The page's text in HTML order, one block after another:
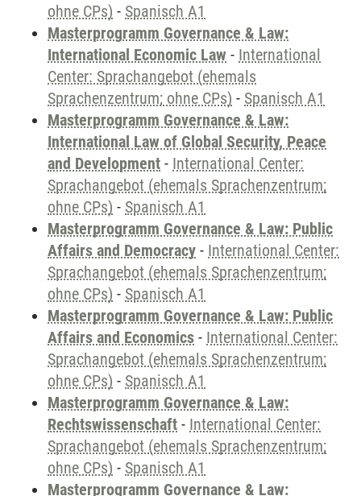
ohne CPs) - Spanisch A1
Masterprogramm Governance & Law:
International Economic Law - International
Center: Sprachangebot (ehemals
Sprachenzentrum; ohne CPs) - Spanisch A1
Masterprogramm Governance & Law:
International Law of Global Security, Peace
and Development - International Center:
Sprachangebot (ehemals Sprachenzentrum;
ohne CPs) - Spanisch A1
Masterprogramm Governance & Law: Public
Affairs and Democracy - International Center:
Sprachangebot (ehemals Sprachenzentrum;
ohne CPs) - Spanisch A1
Masterprogramm Governance & Law: Public
Affairs and Economics - International Center:
Sprachangebot (ehemals Sprachenzentrum;
ohne CPs) - Spanisch A1
Masterprogramm Governance & Law:
Rechtswissenschaft - International Center:
Sprachangebot (ehemals Sprachenzentrum;
ohne CPs) - Spanisch A1
Masterprogramm Governance & Law: